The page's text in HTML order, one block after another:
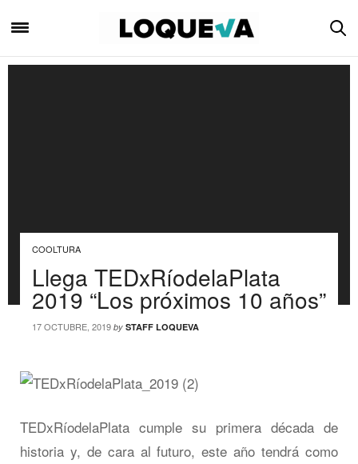
COOLTURA
Llega TEDxRíodelaPlata
2019 “Los próximos 10 años”
17 OCTUBRE, 2019 by STAFF LOQUEVA
TEDxRíodelaPlata cumple su primera década de
historia y, de cara al futuro, este año tendrá como